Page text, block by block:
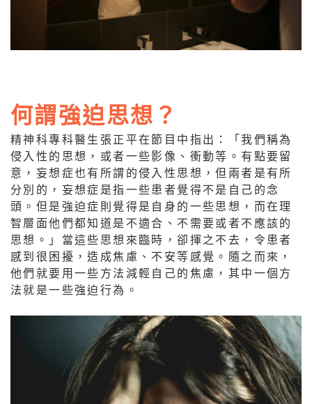
何謂強迫思想？
精神科專科醫生張正平在節目中指出：「我們稱為
侵入性的思想，或者一些影像、衝動等。有點要留
意，妄想症也有所謂的侵入性思想，但兩者是有所
分別的，妄想症是指一些患者覺得不是自己的念
頭。但是強迫症則覺得是自身的一些思想，而在理
智層面他們都知道是不適合、不需要或者不應該的
思想。」當這些思想來臨時，卻揮之不去，令患者
感到很困擾，造成焦慮、不安等感覺。隨之而來，
他們就要用一些方法減輕自己的焦慮，其中一個方
法就是一些強迫行為。